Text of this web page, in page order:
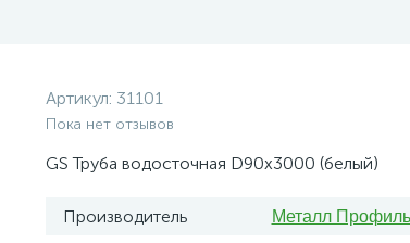
Артикул: 31101
Пока нет отзывов
GS Труба водосточная D90x3000 (белый)
Производитель Металл Профиль